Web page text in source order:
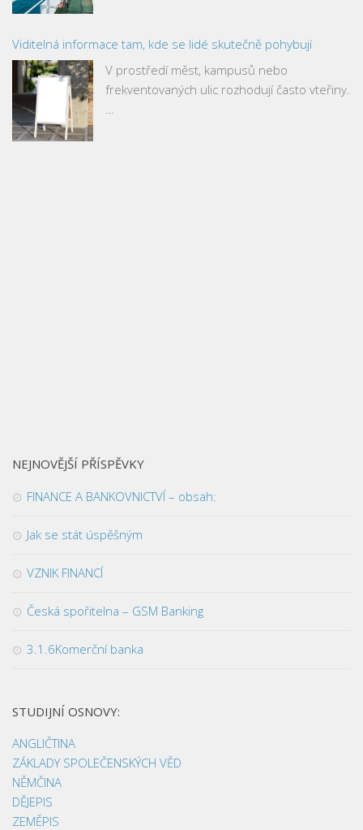
Viditelná informace tam, kde se lidé skutečně pohybují
V prostředí měst, kampusů nebo
frekventovaných ulic rozhodují často vteřiny.
NEJNOVĚJŠÍ PŘÍSPĚVKY
FINANCE A BANKOVNICTVÍ – obsah:
Jak se stát úspěšným
VZNIK FINANCÍ
Česká spořitelna – GSM Banking
3.1.6Komerční banka
STUDIJNÍ OSNOVY:
ANGLIČTINA
ZÁKLADY SPOLEČENSKÝCH VĚD
NĚMČINA
DĚJEPIS
ZEMĚPIS